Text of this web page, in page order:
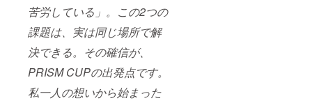
苦労している」。この2つの
課題は、実は同じ場所で解
決できる。その確信が、
PRISM CUPの出発点です。
私一人の想いから始まった